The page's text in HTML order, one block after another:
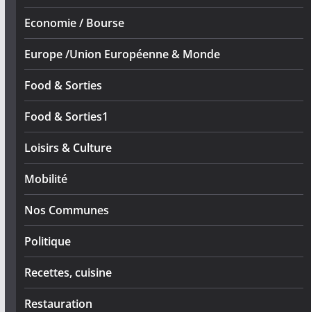
Economie / Bourse
Europe /Union Européenne & Monde
Food & Sorties
Food & Sorties1
Loisirs & Culture
Mobilité
Nos Communes
Politique
Recettes, cuisine
Restauration